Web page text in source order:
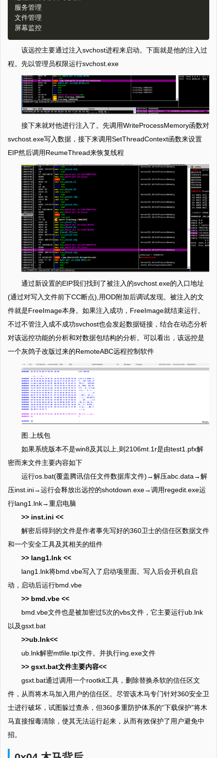
服务管理
文件管理
该远控主要通过注入svchost进程来启动。下面就是他的注入过
程。先以管理员权限运行svchost.exe
接下来就对他进行注入了。先调用WriteProcessMemory函数对
svchost.exe写入数据，接下来调用SetThreadContext函数来设置
EIP然后调用ReumeThread来恢复线程
通过新设置的EIP我们找到了被注入的svchost.exe的入口地址
(通过对写入文件前下CC断点),用OD附加后调试发现。被注入的文
件就是FreeImage本身。如果注入成功，FreeImage就结束运行。
不过不管注入成不成功svchost也会发起数据链接，结合在动态分析
对该远控功能的分析和对数据包结构的分析。可以看出，该远控是
一个灰鸽子改版过来的RemoteABC远程控制软件
图.上线包
如果系统版本不是win8及其以上,则2106mt.1r是由test1.pfx解
密而来文件主要内容如下
运行os.bat(覆盖腾讯信任文件数据库文件)→解压abc.data→解
压inst.ini→运行会释放出远控的shotdown.exe→调用regedit.exe运
行lang1.lnk→重启电脑
>> inst.ini <<
解密后得到的文件是作者事先写好的360卫士的信任区数据文件
和一个安全工具及其相关的组件
>> lang1.lnk <<
lang1.lnk将bmd.vbe写入了启动项里面。写入后会开机自启
动，启动后运行bmd.vbe
>> bmd.vbe <<
bmd.vbe文件也是被加密过5次的vbs文件，它主要运行ub.lnk
以及gsxt.bat
>>ub.lnk<<
ub.lnk解密mtfile.tpi文件。并执行ing.exe文件
>> gsxt.bat文件主要内容<<
gsxt.bat通过调用一个rootkit工具，删除替换杀软的信任区文
件，从而将木马加入用户的信任区。尽管该木马专门针对360安全卫
士进行破坏，试图躲过查杀，但360多重防护体系的“下载保护”将木
马直接报毒清除，使其无法运行起来，从而有效保护了用户避免中
招。